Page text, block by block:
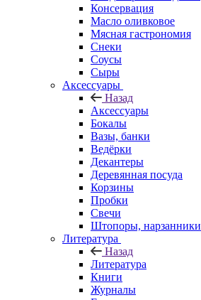
Консервация
Масло оливковое
Мясная гастрономия
Снеки
Соусы
Сыры
Аксессуары
Назад
Аксессуары
Бокалы
Вазы, банки
Ведёрки
Декантеры
Деревянная посуда
Корзины
Пробки
Свечи
Штопоры, нарзанники
Литература
Назад
Литература
Книги
Журналы